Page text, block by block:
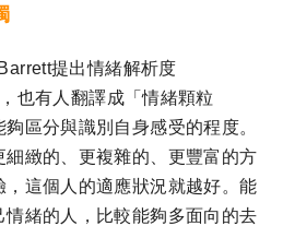
提出情緒解析度
也有人翻譯成「情緒顆粒
區分與識別自身感受的程度。
緻的、更複雜的、更豐富的方
這個人的適應狀況就越好。能
緒的人，比較能夠多面向的去